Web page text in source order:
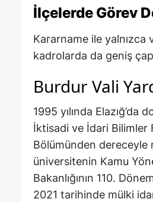
İlçelerde Görev
Kararname ile yalnızca
kadrolarda da geniş
Burdur Vali
1995 yılında Elazığ’da
İktisadi ve İdari Bilimler
Bölümünden dereceyle
üniversitenin Kamu
Bakanlığının 110.
2021 tarihinde mülki